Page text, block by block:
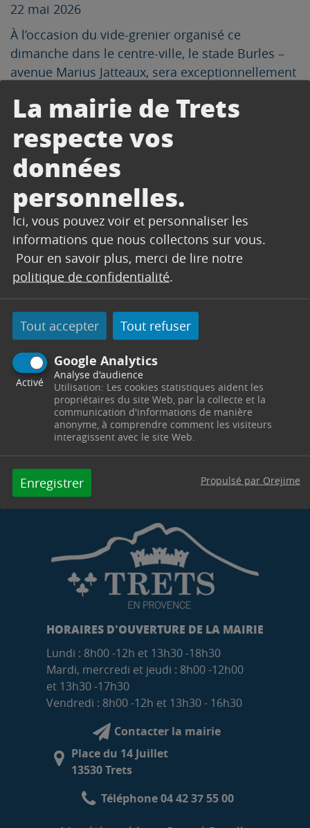
La mairie de Trets
respecte vos
données
personnelles.
Ici, vous pouvez voir et personnaliser les
informations que nous collectons sur vous.
Pour en savoir plus, merci de lire notre
politique de confidentialité.
Tout accepter Tout refuser
Google Analytics
Activé
Analyse d'audience
Utilisation: Les cookies statistiques aident les
propriétaires du site Web, par la collecte et la
communication d'informations de manière
anonyme, à comprendre comment les visiteurs
interagissent avec le site Web.
Enregistrer Propulsé par Orejime
22 mai 2026
À l’occasion du vide-grenier organisé ce
dimanche dans le centre-ville, le stade Burles –
avenue Marius Jatteaux, sera exceptionnellement
RAPPEL :Arrêté circulation stationnement
Screenshot
HORAIRES D'OUVERTURE DE LA MAIRIE
Lundi : 8h00 -12h et 13h30 -18h30
Mardi, mercredi et jeudi : 8h00 -12h00
et 13h30 -17h30
Vendredi : 8h00 -12h et 13h30 - 16h30
Contacter la mairie
Place du 14 Juillet
13530 Trets
Téléphone 04 42 37 55 00